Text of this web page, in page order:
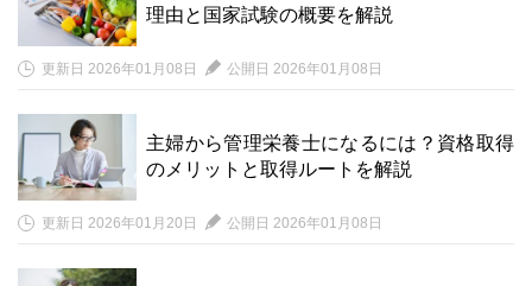
理由と国家試験の概要を解説
更新日 2026年01月08日 公開日 2026年01月08日
主婦から管理栄養士になるには？資格取得
のメリットと取得ルートを解説
更新日 2026年01月20日 公開日 2026年01月08日